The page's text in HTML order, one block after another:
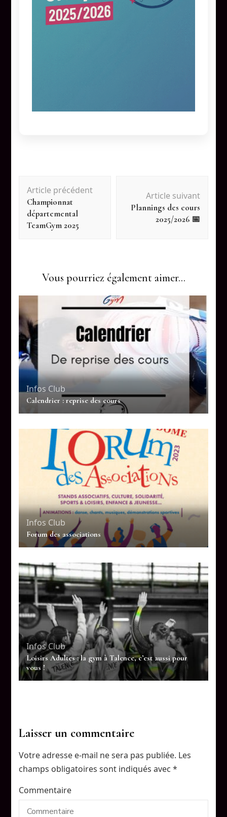
Navigation
d'article
Article précédent
Championnat
départemental
TeamGym 2025
Article suivant
Plannings des cours
2025/2026 📅
Vous pourriez également aimer...
Infos Club
Calendrier : reprise des cours
Infos Club
Forum des associations
Infos Club
Loisirs Adultes : la gym à Talence, c’est aussi pour
vous !
Laisser un commentaire
Votre adresse e-mail ne sera pas publiée. Les
champs obligatoires sont indiqués avec*
Commentaire